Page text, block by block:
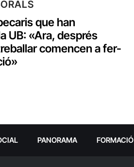
que han
UB:‌ «Ara, després
comencen a fer-
PANORAMA FORMACIÓ